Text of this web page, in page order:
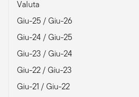
Valuta
Giu-25 / Giu-26
Giu-24 / Giu-25
Giu-23 / Giu-24
Giu-22 / Giu-23
Giu-21 / Giu-22